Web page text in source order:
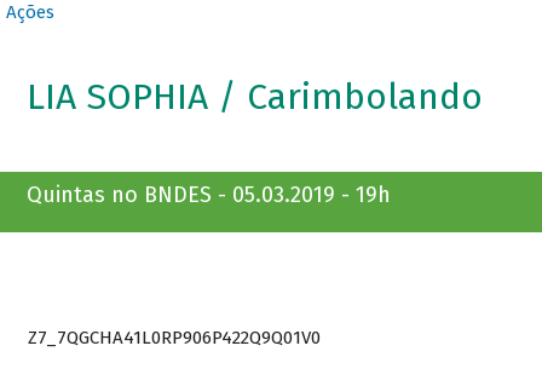
Ações
LIA SOPHIA / Carimbolando
Quintas no BNDES - 05.03.2019 - 19h
Z7_7QGCHA41L0RP906P422Q9Q01V0